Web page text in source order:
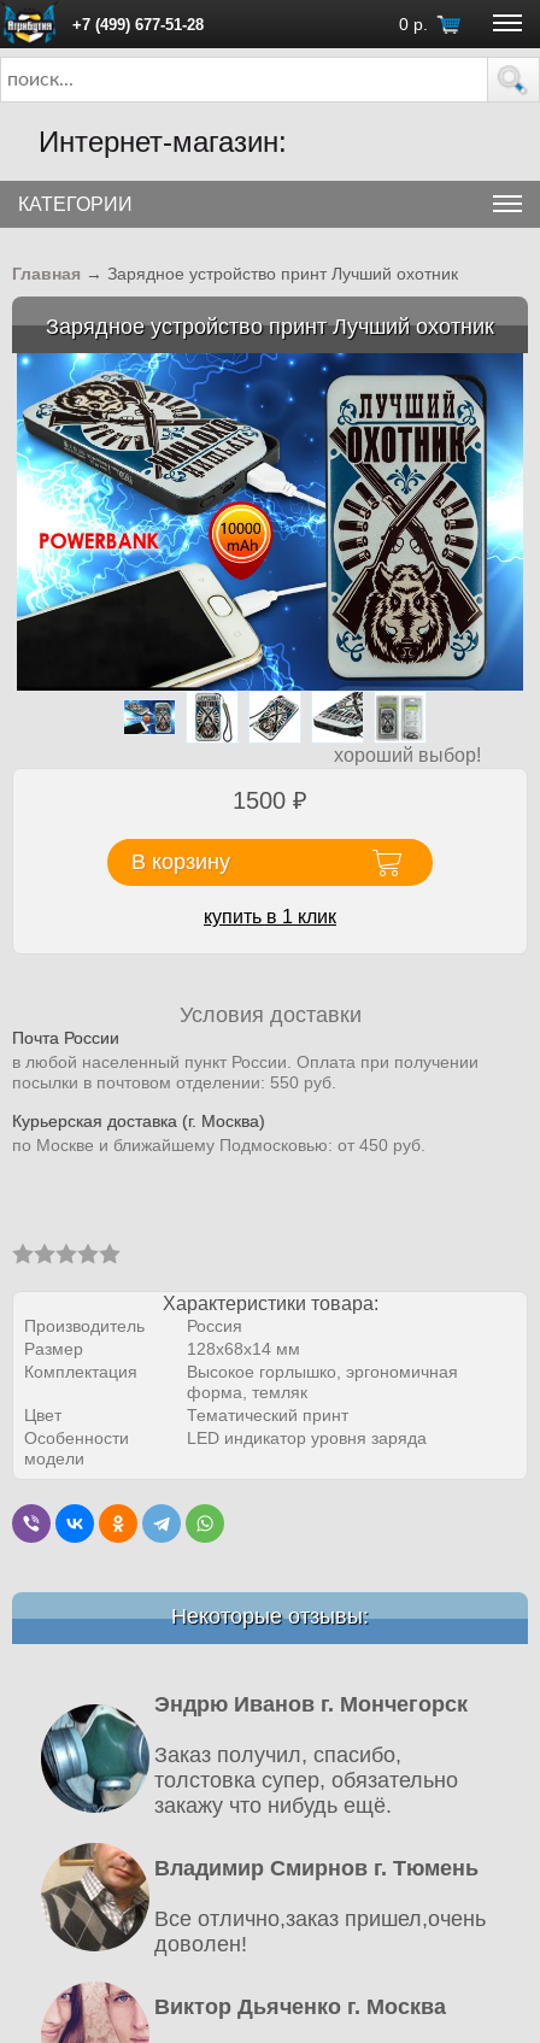
+7 (499) 677-51-28 0 р.
ПН - ПТ с 10:00 до 18:00 (Москва)
Интернет-магазин:
КАТЕГОРИИ
Главная → Зарядное устройство принт Лучший охотник
Зарядное устройство принт Лучший охотник
хороший выбор!
1500 ₽
В корзину
купить в 1 клик
Условия доставки
Почта России
в любой населенный пункт России. Оплата при получении
посылки в почтовом отделении: 550 руб.
Курьерская доставка (г. Москва)
по Москве и ближайшему Подмосковью: от 450 руб.
Характеристики товара:
Производитель
Россия
Размер
128х68х14 мм
Комплектация
Высокое горлышко, эргономичная
форма, темляк
Цвет
Тематический принт
Особенности
модели
LED индикатор уровня заряда
Некоторые отзывы:
Эндрю Иванов г. Мончегорск
Заказ получил, спасибо,
толстовка супер, обязательно
закажу что нибудь ещё.
Владимир Смирнов г. Тюмень
Все отлично,заказ пришел,очень
доволен!
Виктор Дьяченко г. Москва